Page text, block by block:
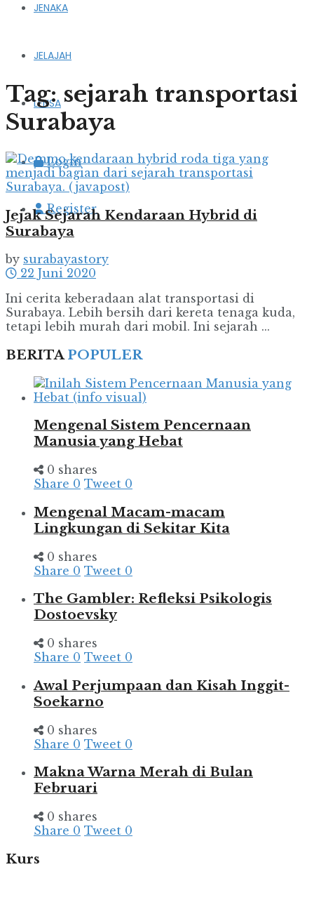
JENAKA
JELAJAH
LENSA
Login
Register
Tag:sejarah transportasi
Surabaya
Jejak Sejarah Kendaraan Hybrid di
Surabaya
by surabayastory
22 Juni 2020
Ini cerita keberadaan alat transportasi di
Surabaya. Lebih bersih dari kereta tenaga kuda,
tetapi lebih murah dari mobil. Ini sejarah ...
BERITAPOPULER
Mengenal Sistem Pencernaan
Manusia yang Hebat
0 shares
Share 0 Tweet 0
Mengenal Macam-macam
Lingkungan di Sekitar Kita
0 shares
Share 0 Tweet 0
The Gambler: Refleksi Psikologis
Dostoevsky
0 shares
Share 0 Tweet 0
Awal Perjumpaan dan Kisah Inggit-
Soekarno
0 shares
Share 0 Tweet 0
Makna Warna Merah di Bulan
Februari
0 shares
Share 0 Tweet 0
Kurs